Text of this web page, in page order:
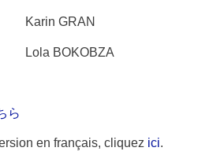
Karin GRAN
Lola BOKOBZA
ら
en français, cliquez ici.